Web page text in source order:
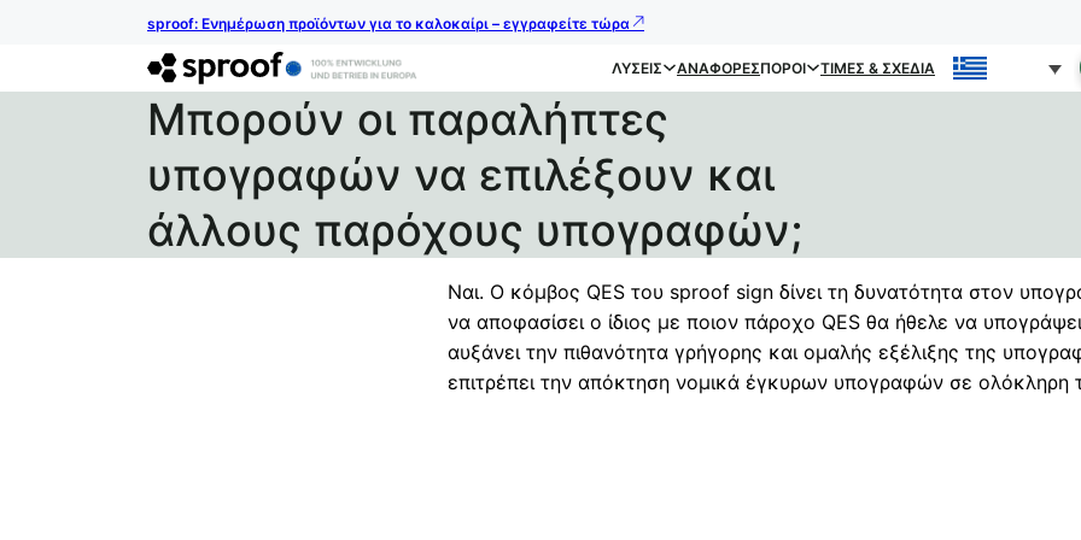
sproof: Ενημέρωση προϊόντων για το καλοκαίρι – εγγραφείτε τώρα
ΛΎΣΕΙΣ ΑΝΑΦΟΡΈΣΠΌΡΟΙ ΤΙΜΈΣ & ΣΧΈΔΙΑ
Μπορούν οι παραλήπτες
υπογραφών να επιλέξουν και
άλλους παρόχους υπογραφών;
Ναι. Ο κόμβος QES του sproof sign δίνει τη δυνατότητα στον
να αποφασίσει ο ίδιος με ποιον πάροχο QES θα ήθελε να
αυξάνει την πιθανότητα γρήγορης και ομαλής εξέλιξης της
επιτρέπει την απόκτηση νομικά έγκυρων υπογραφών σε ολόκληρη